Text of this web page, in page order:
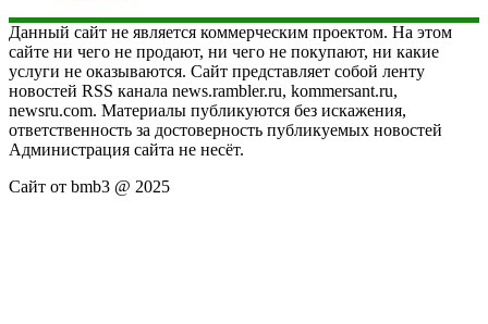
Данный сайт не является коммерческим проектом. На этом
сайте ни чего не продают, ни чего не покупают, ни какие
услуги не оказываются. Сайт представляет собой ленту
новостей RSS канала news.rambler.ru, kommersant.ru,
newsru.com. Материалы публикуются без искажения,
ответственность за достоверность публикуемых новостей
Администрация сайта не несёт.
Сайт от bmb3 @ 2025